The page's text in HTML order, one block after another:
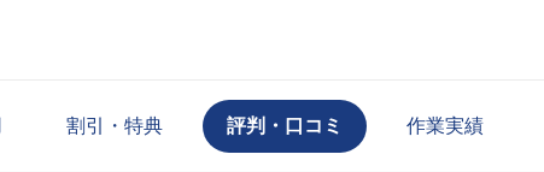
割引・特典 評判・口コミ 作業実績